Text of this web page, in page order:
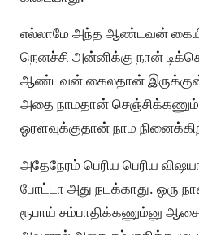
எல்லாமே அந்த ஆண்டவன்
நெனச்சி அன்னிக்கு நான்
ஆண்டவன் கைலதான்
அதை நாமதான்
ஓரளவுக்குதான் நாம
அதேநேரம் பெரிய பெரிய
போட்டா அது நடக்காது. ஒரு
ரூபாய் சம்பாதிக்கணும்னு